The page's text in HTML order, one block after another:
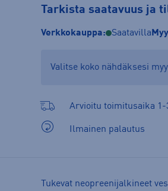
Tarkista saatavuus ja
Verkkokauppa: Saatavilla
Valitse koko nähdäksesi
Arvioitu toimitusaika 1-
Ilmainen palautus
Tukevat neopreenijalkineet